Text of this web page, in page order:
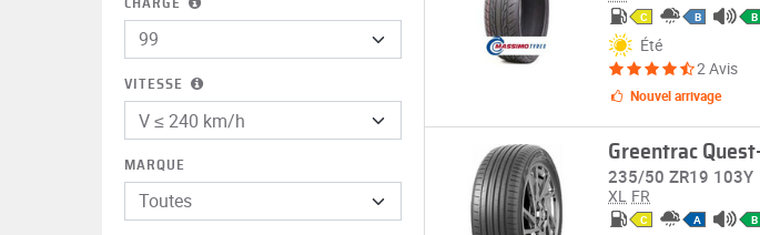
CHARGE
VITESSE
MARQUE
Toutes
C B B
Été
2 Avis
Nouvel arrivage
Greentrac
235/50 ZR19 103Y
XL FR
C A B